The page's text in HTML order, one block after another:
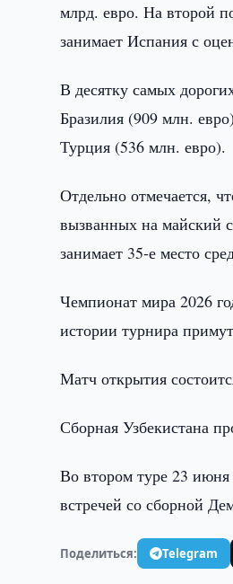
млрд. евро. На второй
занимает Испания с
В десятку самых
Бразилия (909 млн.
Турция (536 млн. евро).
Отдельно отмечается,
вызванных на майский
занимает 35-е место
Чемпионат мира 2026
истории турнира
Матч открытия
Сборная Узбекистана
Во втором туре 23
встречей со сборной
Поделиться: Telegram